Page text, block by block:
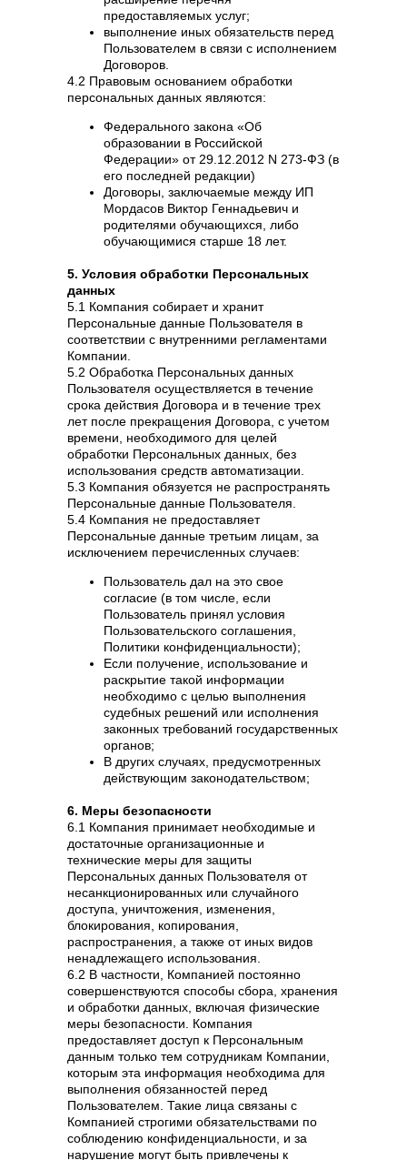
предоставляемых услуг;
выполнение иных обязательств перед
Пользователем в связи с исполнением
Договоров.
4.2 Правовым основанием обработки
персональных данных являются:
Федерального закона «Об
образовании в Российской
Федерации» от 29.12.2012 N 273-ФЗ (в
его последней редакции)
Договоры, заключаемые между ИП
Мордасов Виктор Геннадьевич и
родителями обучающихся, либо
обучающимися старше 18 лет.
5. Условия обработки Персональных
данных
5.1 Компания собирает и хранит
Персональные данные Пользователя в
соответствии с внутренними регламентами
Компании.
5.2 Обработка Персональных данных
Пользователя осуществляется в течение
срока действия Договора и в течение трех
лет после прекращения Договора, с учетом
времени, необходимого для целей
обработки Персональных данных, без
использования средств автоматизации.
5.3 Компания обязуется не распространять
Персональные данные Пользователя.
5.4 Компания не предоставляет
Персональные данные третьим лицам, за
исключением перечисленных случаев:
Пользователь дал на это свое
согласие (в том числе, если
Пользователь принял условия
Пользовательского соглашения,
Политики конфиденциальности);
Если получение, использование и
раскрытие такой информации
необходимо с целью выполнения
судебных решений или исполнения
законных требований государственных
органов;
В других случаях, предусмотренных
действующим законодательством;
6. Меры безопасности
6.1 Компания принимает необходимые и
достаточные организационные и
технические меры для защиты
Персональных данных Пользователя от
несанкционированных или случайного
доступа, уничтожения, изменения,
блокирования, копирования,
распространения, а также от иных видов
ненадлежащего использования.
6.2 В частности, Компанией постоянно
совершенствуются способы сбора, хранения
и обработки данных, включая физические
меры безопасности. Компания
предоставляет доступ к Персональным
данным только тем сотрудникам Компании,
которым эта информация необходима для
выполнения обязанностей перед
Пользователем. Такие лица связаны с
Компанией строгими обязательствами по
соблюдению конфиденциальности, и за
нарушение могут быть привлечены к